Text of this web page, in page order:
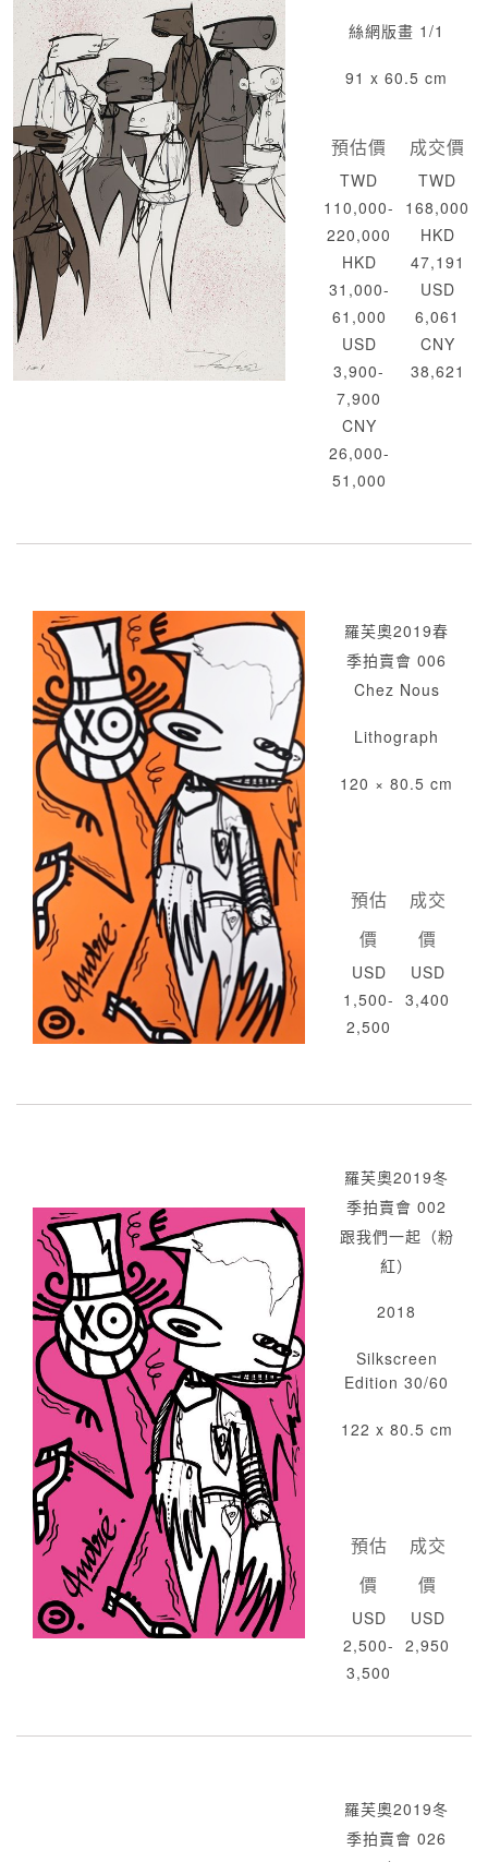
絲網版畫 1/1
91 x 60.5 cm
預估價
TWD
110,000-
220,000
HKD
31,000-
61,000
USD
3,900-
7,900
CNY
26,000-
51,000
成交價
TWD
168,000
HKD
47,191
USD
6,061
CNY
38,621
羅芙奧2019春
季拍賣會 006
Chez Nous
Lithograph
120 × 80.5 cm
預估
價
USD
1,500-
2,500
成交
價
USD
3,400
羅芙奧2019冬
季拍賣會 002
跟我們一起（粉
紅）
2018
Silkscreen
Edition 30/60
122 x 80.5 cm
預估
價
USD
2,500-
3,500
成交
價
USD
2,950
羅芙奧2019冬
季拍賣會 026